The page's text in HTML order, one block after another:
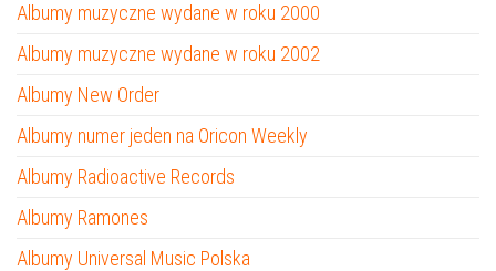
Albumy muzyczne wydane w roku 2000
Albumy muzyczne wydane w roku 2002
Albumy New Order
Albumy numer jeden na Oricon Weekly
Albumy Radioactive Records
Albumy Ramones
Albumy Universal Music Polska